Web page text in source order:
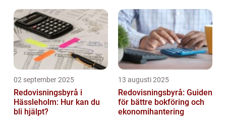
02 september 2025
Redovisningsbyrå i
Hässleholm: Hur kan du
bli hjälpt?
13 augusti 2025
Redovisningsbyrå: Guiden
för bättre bokföring och
ekonomihantering